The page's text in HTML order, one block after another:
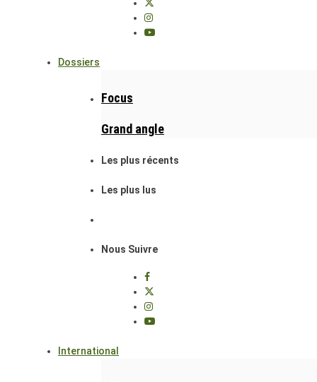
Dossiers
Focus
Grand angle
Les plus récents
Les plus lus
Nous Suivre
International